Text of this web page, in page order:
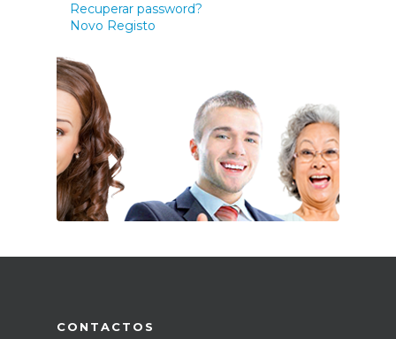
Recuperar password?
Novo Registo
CONTACTOS